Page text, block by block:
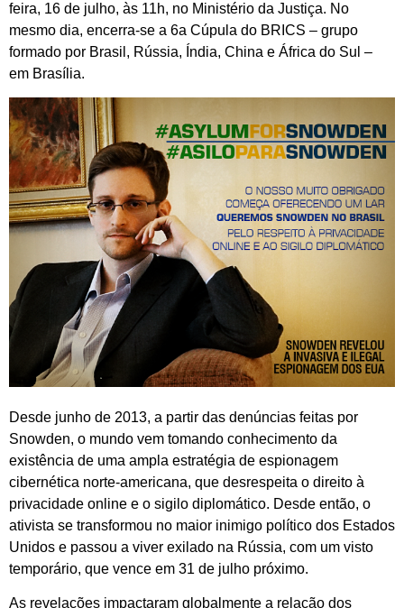
feira, 16 de julho, às 11h, no Ministério da Justiça. No
mesmo dia, encerra-se a 6a Cúpula do BRICS – grupo
formado por Brasil, Rússia, Índia, China e África do Sul –
em Brasília.
Desde junho de 2013, a partir das denúncias feitas por
Snowden, o mundo vem tomando conhecimento da
existência de uma ampla estratégia de espionagem
cibernética norte-americana, que desrespeita o direito à
privacidade online e o sigilo diplomático. Desde então, o
ativista se transformou no maior inimigo político dos Estados
Unidos e passou a viver exilado na Rússia, com um visto
temporário, que vence em 31 de julho próximo.
As revelações impactaram globalmente a relação dos